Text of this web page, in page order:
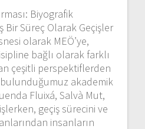
Biyografik
Bir Süreç Olarak Geçişler
olarak MEÖ’ye,
bağlı olarak farklı
çeşitli perspektiflerden
akademik
Fluixá, Salvà Mut,
geçiş sürecini ve
insanların